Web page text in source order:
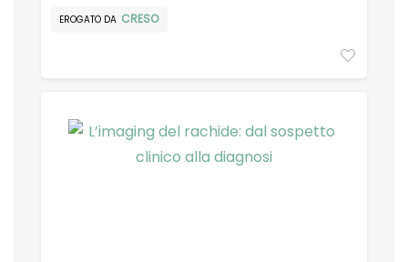
EROGATO DA CRESO